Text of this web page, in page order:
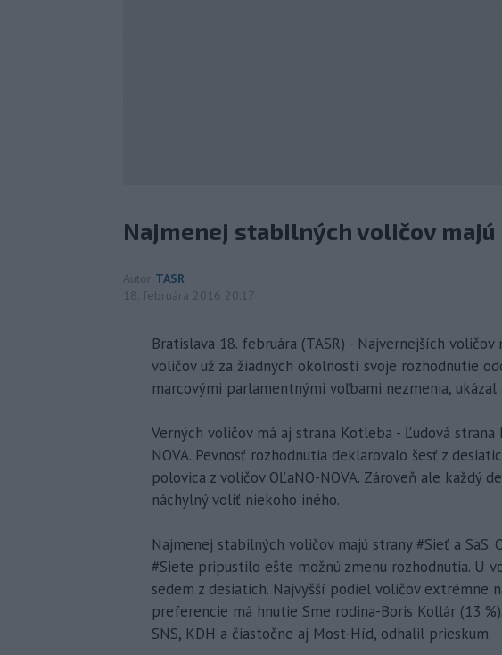
Najmenej stabilných voličov majú
Autor TASR
18. februára 2016 20:17
Bratislava 18. februára (TASR) - Najvernejších
voličov už za žiadnych okolností svoje rozhodnutie
marcovými parlamentnými voľbami nezmenia, ukázal
Verných voličov má aj strana Kotleba - Ľudová strana
NOVA. Pevnosť rozhodnutia deklarovalo šesť z
polovica z voličov OĽaNO-NOVA. Zároveň ale každý
náchylný voliť niekoho iného.
Najmenej stabilných voličov majú strany #Sieť a SaS.
#Siete pripustilo ešte možnú zmenu rozhodnutia. U
sedem z desiatich. Najvyšší podiel voličov extrémne
preferencie má hnutie Sme rodina-Boris Kollár (13
SNS, KDH a čiastočne aj Most-Híd, odhalil prieskum.